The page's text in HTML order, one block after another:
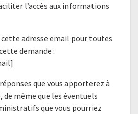
l’accès aux informations
cette adresse email pour toutes
demande :
que vous apporterez à
de même que les éventuels
que vous pourriez